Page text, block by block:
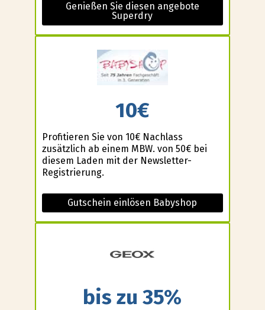
Genießen Sie diesen angebote
Superdry
10€
Profitieren Sie von 10€ Nachlass
zusätzlich ab einem MBW. von 50€ bei
diesem Laden mit der Newsletter-
Registrierung.
Gutschein einlösen Babyshop
bis zu 35%